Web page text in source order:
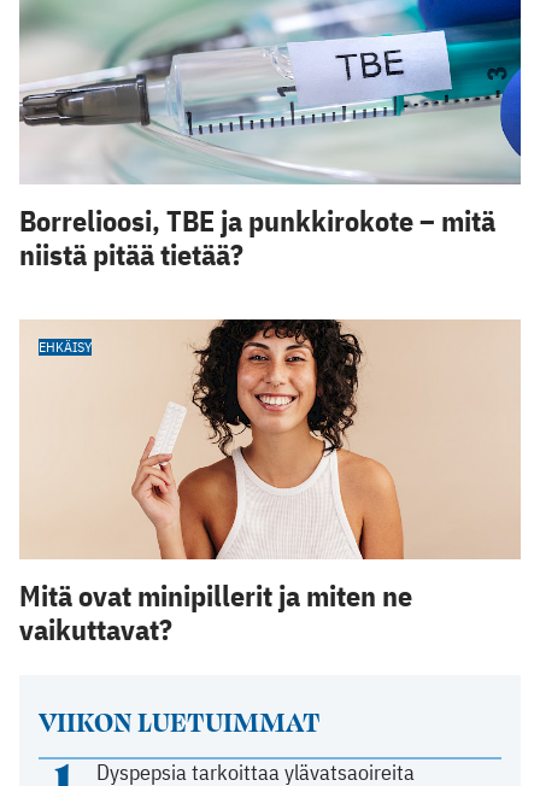
VIIKON LUETUIMMAT
Dyspepsia tarkoittaa ylävatsaoireita
Borrelioosi, TBE ja punkkirokote – mitä
niistä pitää tietää?
EHKÄISY
Mitä ovat minipillerit ja miten ne
vaikuttavat?